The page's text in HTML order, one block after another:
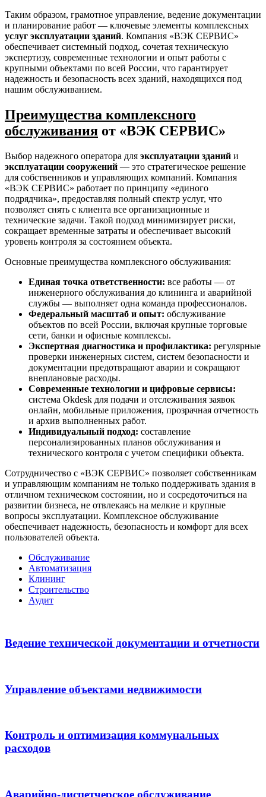
Таким образом, грамотное управление, ведение документации
и планирование работ — ключевые элементы комплексных
услуг эксплуатации зданий. Компания «ВЭК СЕРВИС»
обеспечивает системный подход, сочетая техническую
экспертизу, современные технологии и опыт работы с
крупными объектами по всей России, что гарантирует
надежность и безопасность всех зданий, находящихся под
нашим обслуживанием.
Преимущества комплексного
обслуживания от «ВЭК СЕРВИС»
Выбор надежного оператора для эксплуатации зданий и
эксплуатации сооружений — это стратегическое решение
для собственников и управляющих компаний. Компания
«ВЭК СЕРВИС» работает по принципу «единого
подрядчика», предоставляя полный спектр услуг, что
позволяет снять с клиента все организационные и
технические задачи. Такой подход минимизирует риски,
сокращает временные затраты и обеспечивает высокий
уровень контроля за состоянием объекта.
Основные преимущества комплексного обслуживания:
Единая точка ответственности: все работы — от
инженерного обслуживания до клининга и аварийной
службы — выполняет одна команда профессионалов.
Федеральный масштаб и опыт: обслуживание
объектов по всей России, включая крупные торговые
сети, банки и офисные комплексы.
Экспертная диагностика и профилактика: регулярные
проверки инженерных систем, систем безопасности и
документации предотвращают аварии и сокращают
внеплановые расходы.
Современные технологии и цифровые сервисы:
система Okdesk для подачи и отслеживания заявок
онлайн, мобильные приложения, прозрачная отчетность
и архив выполненных работ.
Индивидуальный подход: составление
персонализированных планов обслуживания и
технического контроля с учетом специфики объекта.
Сотрудничество с «ВЭК СЕРВИС» позволяет собственникам
и управляющим компаниям не только поддерживать здания в
отличном техническом состоянии, но и сосредоточиться на
развитии бизнеса, не отвлекаясь на мелкие и крупные
вопросы эксплуатации. Комплексное обслуживание
обеспечивает надежность, безопасность и комфорт для всех
пользователей объекта.
Обслуживание
Автоматизация
Клининг
Строительство
Аудит
Ведение технической документации и отчетности
Управление объектами недвижимости
Контроль и оптимизация коммунальных
расходов
Аварийно-диспетчерское обслуживание